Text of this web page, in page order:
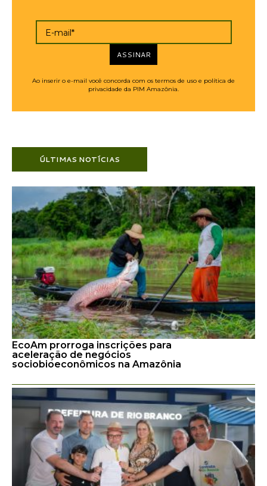
E-mail*
ASSINAR
Ao inserir o e-mail você concorda com os termos de uso e política de
privacidade da PIM Amazônia.
ÚLTIMAS NOTÍCIAS
EcoAm prorroga inscrições para
aceleração de negócios
sociobioeconômicos na Amazônia